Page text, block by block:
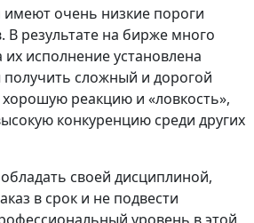
очень низкие пороги
В результате на бирже много
их исполнение установлена
сложный и дорогой
реакцию и «ловкость»,
конкуренцию среди других
своей дисциплиной,
в срок и не подвести